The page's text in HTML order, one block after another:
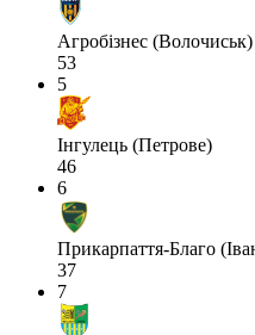
Агробізнес (Волочиськ)
53
5
Інгулець (Петрове)
46
6
Прикарпаття-Благо
37
7